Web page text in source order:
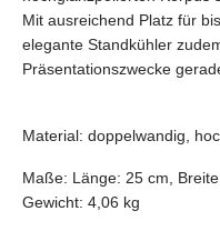
Mit ausreichend Platz für
elegante Standkühler
Präsentationszwecke
Material: doppelwandig,
Maße: Länge: 25 cm,
Gewicht: 4,06 kg